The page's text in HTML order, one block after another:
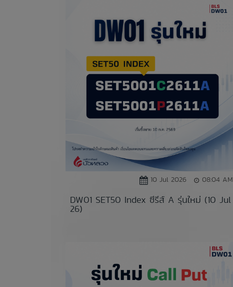
10 Jul 2026 08:04 AM
DW01 SET50 Index ซีรีส์ A รุ่นใหม่ (10 Jul
26)